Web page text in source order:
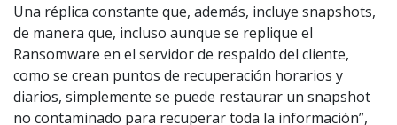
Una réplica constante que, además, incluye snapshots,
de manera que, incluso aunque se replique el
Ransomware en el servidor de respaldo del cliente,
como se crean puntos de recuperación horarios y
diarios, simplemente se puede restaurar un snapshot
no contaminado para recuperar toda la información”,